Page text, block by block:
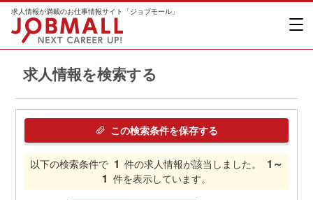
求人情報が満載のお仕事情報サイト「ジョブモール」
求人情報を検索する
この検索条件を保存する
以下の検索条件で 1 件の求人情報が該当しました。
1～
1 件を表示しています。